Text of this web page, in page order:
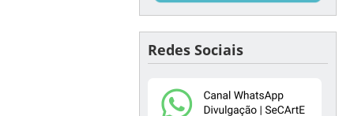
Redes Sociais